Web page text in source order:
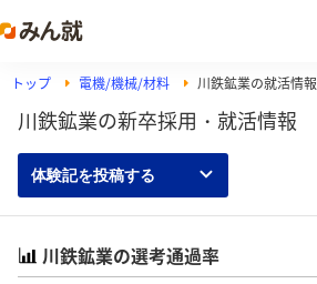
トップ 電機/機械/材料 川鉄鉱業の就活情報
川鉄鉱業の新卒採用・就活情報
体験記を投稿する
川鉄鉱業の選考通過率